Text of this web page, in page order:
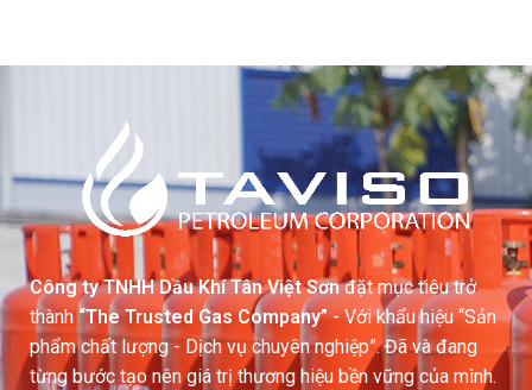
Công ty TNHH Dầu Khí Tân Việt Sơnđặt mục tiêu trở
thành “The Trusted Gas Company”- Với khẩu hiệu “Sản
phẩm chất lượng - Dịch vụ chuyên nghiệp”. Đã và đang
từng bước tạo nên giá trị thương hiệu bền vững của mình.